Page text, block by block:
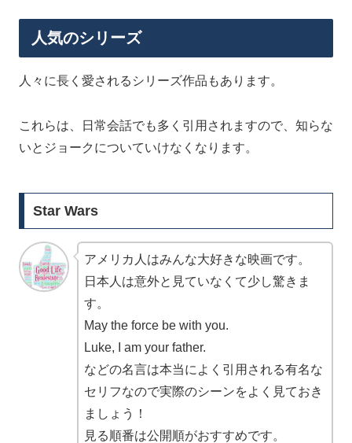
人気のシリーズ
人々に長く愛されるシリーズ作品もあります。
これらは、日常会話でも多く引用されますので、知らな
いとジョークについていけなくなります。
Star Wars
アメリカ人はみんな大好きな映画です。
日本人は意外と見ていなくて少し驚きま
す。
May the force be with you.
Luke, I am your father.
などの名言は本当によく引用される有名な
セリフなので実際のシーンをよく見ておき
ましょう！
見る順番は公開順がおすすめです。